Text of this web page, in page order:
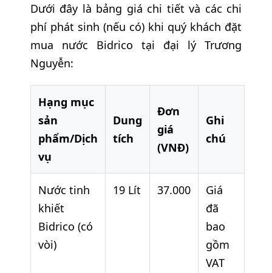
Dưới đây là bảng giá chi tiết và các chi
phí phát sinh (nếu có) khi quý khách đặt
mua nước Bidrico tại đại lý Trương
Nguyễn:
Hạng mục
sản
phẩm/Dịch
vụ
Dung
tích
Đơn
giá
(VNĐ)
Ghi
chú
Nước tinh
khiết
Bidrico (có
vòi)
19 Lít 37.000
Giá
đã
bao
gồm
VAT